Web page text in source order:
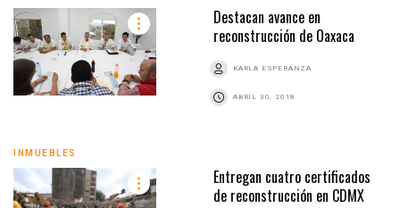
Destacan avance en
reconstrucción de Oaxaca
KARLA ESPERANZA
ABRIL 30, 2018
INMUEBLES
Entregan cuatro certificados
de reconstrucción en CDMX